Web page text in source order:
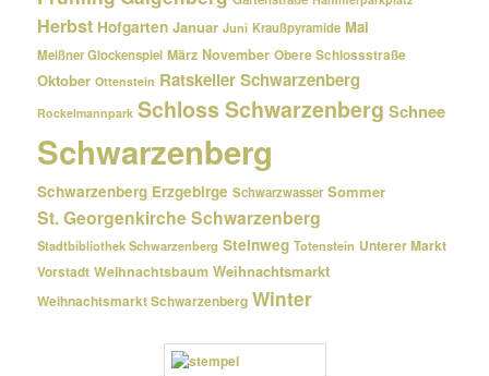
Herbst Hofgarten Januar Juni Kraußpyramide Mai
Meißner Glockenspiel März November Obere Schlossstraße
Oktober Ottenstein Ratskeller Schwarzenberg
Rockelmannpark Schloss Schwarzenberg Schnee
Schwarzenberg
Schwarzenberg Erzgebirge Schwarzwasser Sommer
St. Georgenkirche Schwarzenberg
Stadtbibliothek Schwarzenberg Steinweg Totenstein Unterer Markt
Vorstadt Weihnachtsbaum Weihnachtsmarkt
Weihnachtsmarkt Schwarzenberg Winter